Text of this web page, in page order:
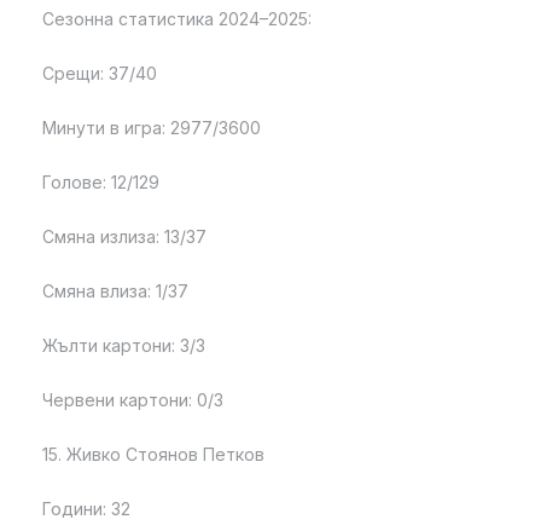
Сезонна статистика 2024–2025:
Срещи: 37/40
Минути в игра: 2977/3600
Голове: 12/129
Смяна излиза: 13/37
Смяна влиза: 1/37
Жълти картони: 3/3
Червени картони: 0/3
15. Живко Стоянов Петков
Години: 32